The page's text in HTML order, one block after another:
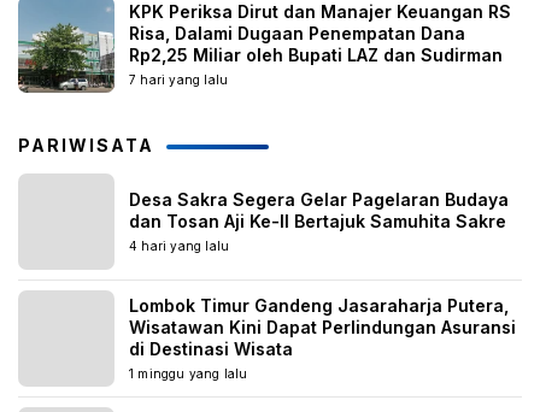
KPK Periksa Dirut dan Manajer Keuangan RS
Risa, Dalami Dugaan Penempatan Dana
Rp2,25 Miliar oleh Bupati LAZ dan Sudirman
7 hari yang lalu
PARIWISATA
Desa Sakra Segera Gelar Pagelaran Budaya
dan Tosan Aji Ke-II Bertajuk Samuhita Sakre
4 hari yang lalu
Lombok Timur Gandeng Jasaraharja Putera,
Wisatawan Kini Dapat Perlindungan Asuransi
di Destinasi Wisata
1 minggu yang lalu